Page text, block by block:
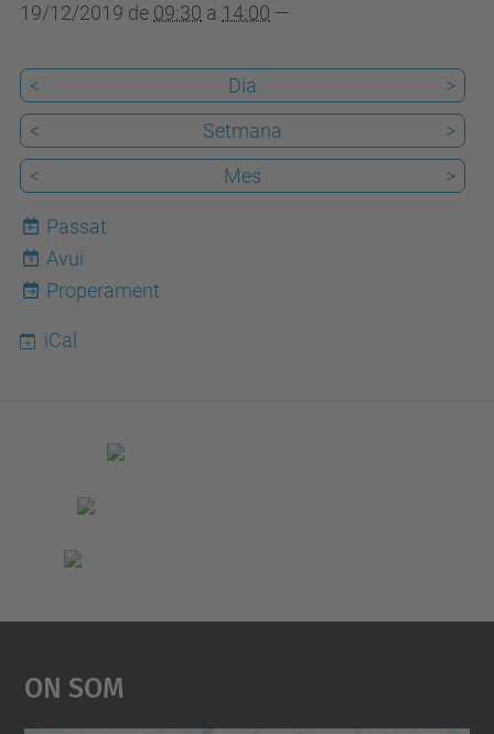
19/12/2019 de 09:30 a 14:00 —
< Dia
>
<
Setmana
>
<
Mes >
Passat
9
Avui
Properament
iCal
On Som